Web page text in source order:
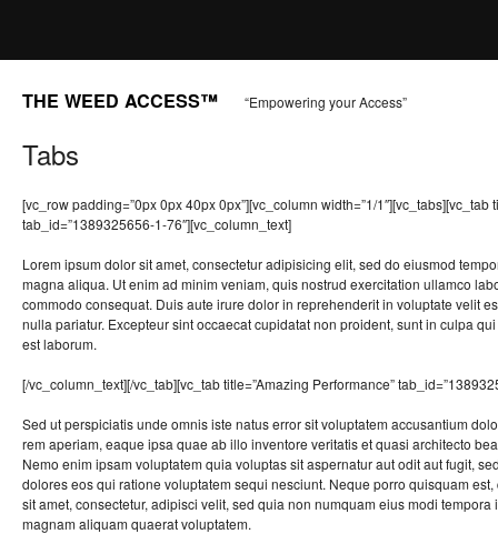
THE WEED ACCESS™ “Empowering your Access”
Tabs
[vc_row padding=”0px 0px 40px 0px”][vc_column width=”1/1″][vc_tabs][vc_tab
tab_id=”1389325656-1-76″][vc_column_text]
Lorem ipsum dolor sit amet, consectetur adipisicing elit, sed do eiusmod
magna aliqua. Ut enim ad minim veniam, quis nostrud exercitation ullamco
commodo consequat. Duis aute irure dolor in reprehenderit in voluptate velit
nulla pariatur. Excepteur sint occaecat cupidatat non proident, sunt in culpa
est laborum.
[/vc_column_text][/vc_tab][vc_tab title=”Amazing Performance”
Sed ut perspiciatis unde omnis iste natus error sit voluptatem accusantium
rem aperiam, eaque ipsa quae ab illo inventore veritatis et quasi architecto
Nemo enim ipsam voluptatem quia voluptas sit aspernatur aut odit aut fugit,
dolores eos qui ratione voluptatem sequi nesciunt. Neque porro quisquam
sit amet, consectetur, adipisci velit, sed quia non numquam eius modi
magnam aliquam quaerat voluptatem.